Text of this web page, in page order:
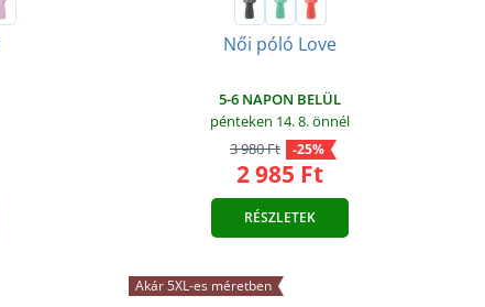
Női póló Love
5-6 NAPON BELÜL
pénteken 14. 8.önnél
3 980 Ft
-25%
2 985 Ft
RÉSZLETEK
Akár 5XL-es méretben